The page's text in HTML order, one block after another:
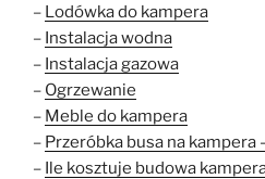
– Lodówka do kampera
– Instalacja wodna
– Instalacja gazowa
– Ogrzewanie
– Meble do kampera
– Przeróbka busa na kampera
– Ile kosztuje budowa